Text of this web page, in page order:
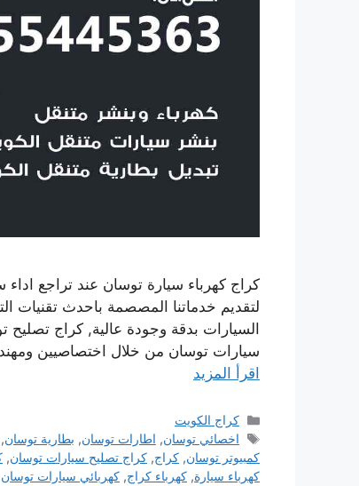
كراج كهرباء سيارة توسان عند تراجع
لتقديم خدماتنا المصصمة باحدث تقنيات
السيارات بدقة وجودة عالية, كراج
سيارات توسان من خلال اختصاصيين
اقرأ المزيد
التصنيفات
كراج الكويت
الوسوم
اخصائي توسان, اطارات توسان, بطارية توسان
كمبيوتر توسان, كراج, كراج تصليح سيارات توسان,
كهرباء سيارة, كهرباء كراج, كهربائي سيارات توسان